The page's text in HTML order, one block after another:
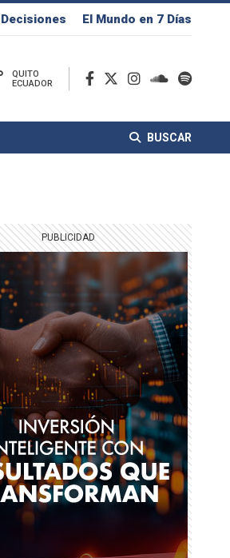
Decisiones El Mundo en 7 Días
QUITO
ECUADOR
BUSCAR